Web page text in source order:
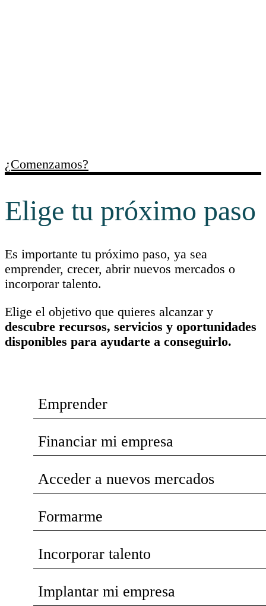
¿Comenzamos?
Elige tu próximo paso
Es importante tu próximo paso, ya sea
emprender, crecer, abrir nuevos mercados o
incorporar talento.
Elige el objetivo que quieres alcanzar y
descubre recursos, servicios y oportunidades
disponibles para ayudarte a conseguirlo.
Emprender
Financiar mi empresa
Acceder a nuevos mercados
Formarme
Incorporar talento
Implantar mi empresa